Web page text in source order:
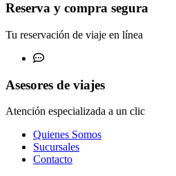
Reserva y compra segura
Tu reservación de viaje en línea
Asesores de viajes
Atención especializada a un clic
Quienes Somos
Sucursales
Contacto